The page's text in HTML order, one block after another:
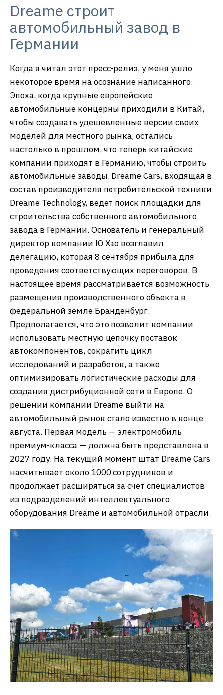
Dreame строит
автомобильный завод в
Германии
Когда я читал этот пресс-релиз, у меня ушло
некоторое время на осознание написанного.
Эпоха, когда крупные европейские
автомобильные концерны приходили в Китай,
чтобы создавать удешевленные версии своих
моделей для местного рынка, остались
настолько в прошлом, что теперь китайские
компании приходят в Германию, чтобы строить
автомобильные заводы. Dreame Cars, входящая в
состав производителя потребительской техники
Dreame Technology, ведет поиск площадки для
строительства собственного автомобильного
завода в Германии. Основатель и генеральный
директор компании Ю Хао возглавил
делегацию, которая 8 сентября прибыла для
проведения соответствующих переговоров. В
настоящее время рассматривается возможность
размещения производственного объекта в
федеральной земле Бранденбург.
Предполагается, что это позволит компании
использовать местную цепочку поставок
автокомпонентов, сократить цикл
исследований и разработок, а также
оптимизировать логистические расходы для
создания дистрибуционной сети в Европе. О
решении компании Dreame выйти на
автомобильный рынок стало известно в конце
августа. Первая модель — электромобиль
премиум-класса — должна быть представлена в
2027 году. На текущий момент штат Dreame Cars
насчитывает около 1000 сотрудников и
продолжает расширяться за счет специалистов
из подразделений интеллектуального
оборудования Dreame и автомобильной отрасли.